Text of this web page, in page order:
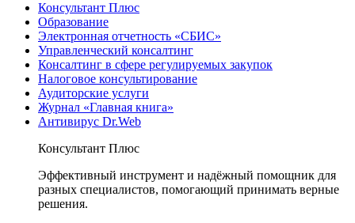
Консультант Плюс
Образование
Электронная отчетность «СБИС»
Управленческий консалтинг
Консалтинг в сфере регулируемых закупок
Налоговое консультирование
Аудиторские услуги
Журнал «Главная книга»
Антивирус Dr.Web
Консультант Плюс
Эффективный инструмент и надёжный помощник для
разных специалистов, помогающий принимать верные
решения.